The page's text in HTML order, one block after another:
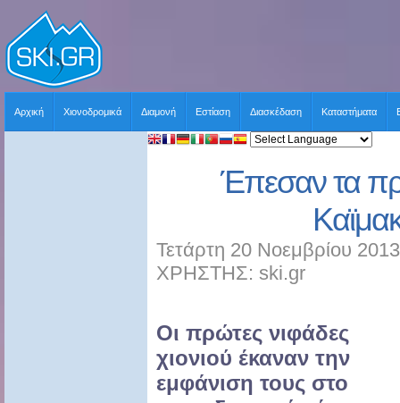
Αρχική Χιονοδρομικά Διαμονή Εστίαση Διασκέδαση Καταστήματα
Έπεσαν τα
Τετάρτη 20 Νοεμβρίου
ΧΡΗΣΤΗΣ: ski.gr
Οι πρώτες νιφάδες
χιονιού έκαναν την
εμφάνιση τους στο